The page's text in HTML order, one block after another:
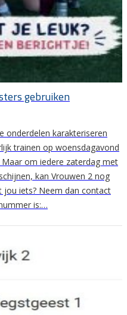
gebruiken
onderdelen karakteriseren
trainen op woensdagavond
om iedere zaterdag met
kan Vrouwen 2 nog
jou iets? Neem dan contact
is:…